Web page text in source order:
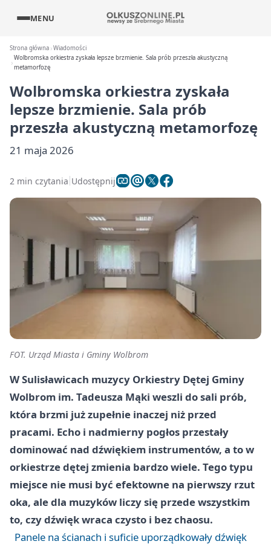
MENU
Strona główna Wiadomości
Wolbromska orkiestra zyskała lepsze brzmienie. Sala prób przeszła akustyczną
metamorfozę
Wolbromska orkiestra zyskała
lepsze brzmienie. Sala prób
przeszła akustyczną metamorfozę
21 maja 2026
2 min czytania Udostępnij
FOT. Urząd Miasta i Gminy Wolbrom
W Sulisławicach muzycy Orkiestry Dętej Gminy
Wolbrom im. Tadeusza Mąki weszli do sali prób,
która brzmi już zupełnie inaczej niż przed
pracami. Echo i nadmierny pogłos przestały
dominować nad dźwiękiem instrumentów, a to w
orkiestrze dętej zmienia bardzo wiele. Tego typu
miejsce nie musi być efektowne na pierwszy rzut
oka, ale dla muzyków liczy się przede wszystkim
to, czy dźwięk wraca czysto i bez chaosu.
Panele na ścianach i suficie uporządkowały dźwięk